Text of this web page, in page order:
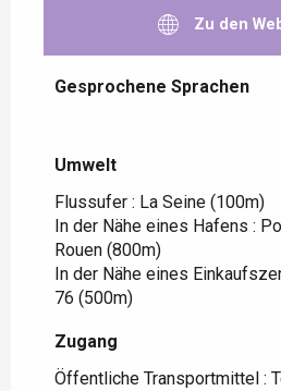
Zu den
Gesprochene Sprachen
Gesprochene Sprachen
Umwelt
Umwelt
Flussufer : La Seine (100m)
In der Nähe eines Hafens :
Rouen (800m)
In der Nähe eines
76 (500m)
Zugang
Zugang
Öffentliche Transportmittel :